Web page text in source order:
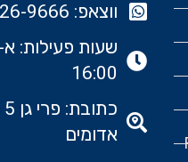
ווצאפ: 050-526-9666‬
16:00
אדומים